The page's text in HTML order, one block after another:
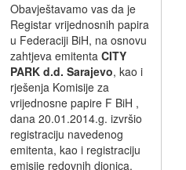
Obavještavamo vas da je
Registar vrijednosnih papira
u Federaciji BiH, na osnovu
zahtjeva emitenta CITY
PARK d.d. Sarajevo, kao i
rješenja Komisije za
vrijednosne papire F BiH ,
dana 20.01.2014.g. izvršio
registraciju navedenog
emitenta, kao i registraciju
emisije redovnih dionica.